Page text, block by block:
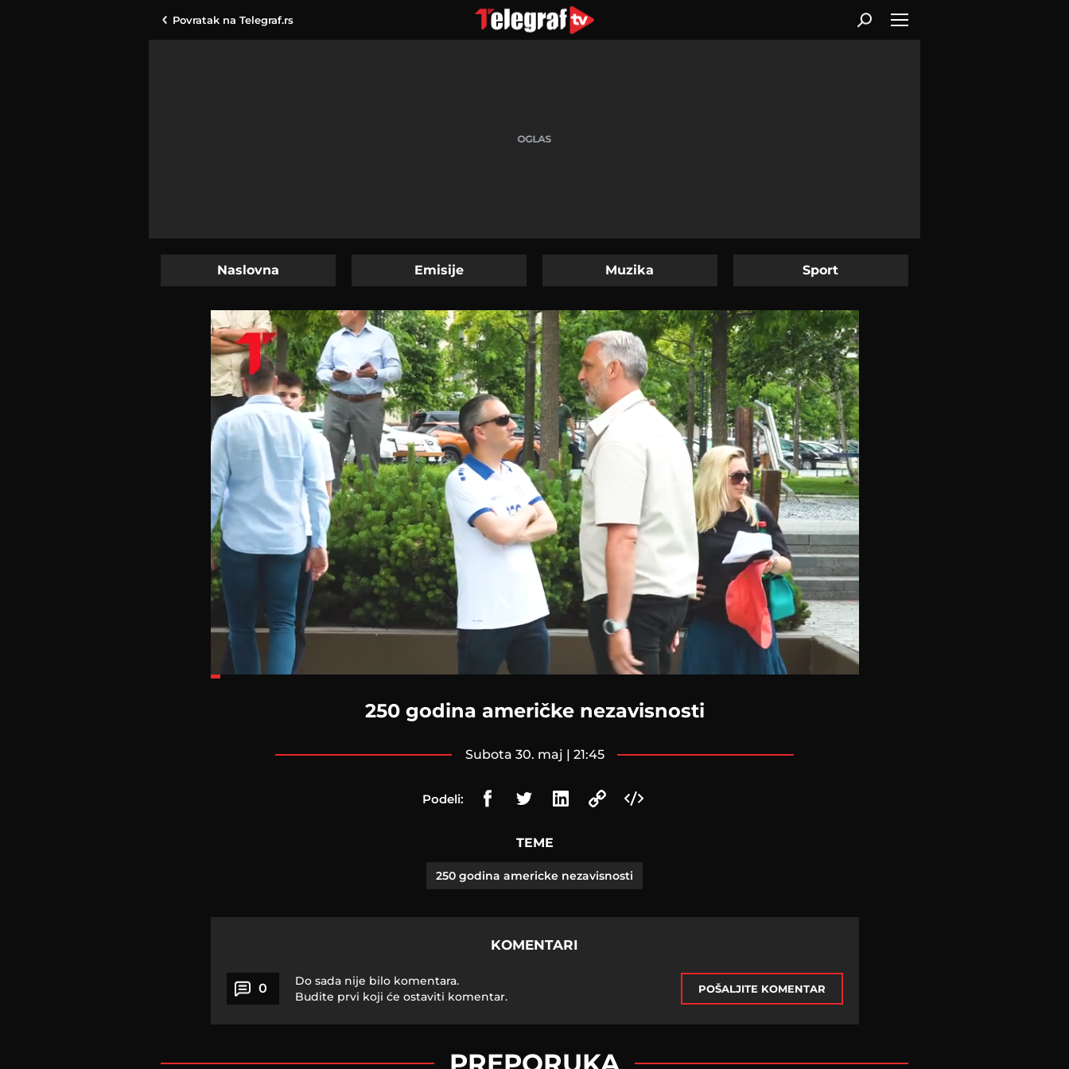
Povratak na Telegraf.rs
Naslovna Emisije Muzika Sport
250 godina američke nezavisnosti
subota 30. maj | 21:45
Podeli:
TEME
250 godina americke nezavisnosti
KOMENTARI
0
Do sada nije bilo komentara.
Budite prvi koji će ostaviti komentar.
POŠALJITE KOMENTAR